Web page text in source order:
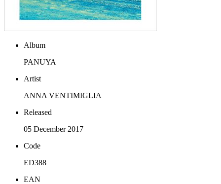
Album
PANUYA
Artist
ANNA VENTIMIGLIA
Released
05 December 2017
Code
ED388
EAN